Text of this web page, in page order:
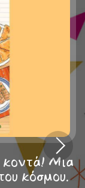
κοντά! Μια
κόσμου.